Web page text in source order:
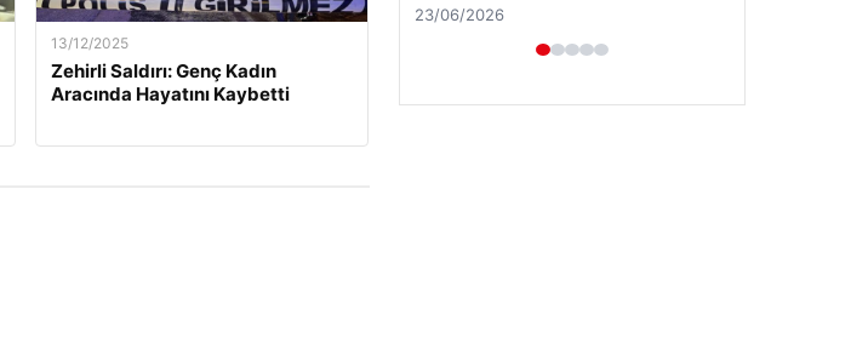
13/12/2025
Zehirli Saldırı: Genç Kadın
Aracında Hayatını Kaybetti
26/05/2026